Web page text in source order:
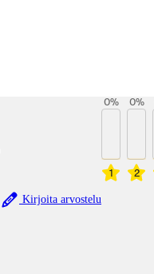
Kirjoita arvostelu
1
0%
2
0%